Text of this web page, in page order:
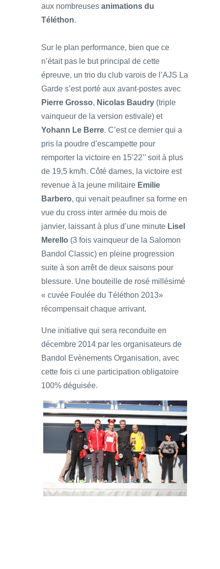
aux nombreuses animations du
Téléthon.
Sur le plan performance, bien que ce
n’était pas le but principal de cette
épreuve, un trio du club varois de l’AJS La
Garde s’est porté aux avant-postes avec
Pierre Grosso, Nicolas Baudry (triple
vainqueur de la version estivale) et
Yohann Le Berre. C’est ce dernier qui a
pris la poudre d’escampette pour
remporter la victoire en 15’22’’ soit à plus
de 19,5 km/h. Côté dames, la victoire est
revenue à la jeune militaire Emilie
Barbero, qui venait peaufiner sa forme en
vue du cross inter armée du mois de
janvier, laissant à plus d’une minute Lisel
Merello (3 fois vainqueur de la Salomon
Bandol Classic) en pleine progression
suite à son arrêt de deux saisons pour
blessure. Une bouteille de rosé millésimé
« cuvée Foulée du Téléthon 2013»
récompensait chaque arrivant.
Une initiative qui sera reconduite en
décembre 2014 par les organisateurs de
Bandol Evènements Organisation, avec
cette fois ci une participation obligatoire
100% déguisée.